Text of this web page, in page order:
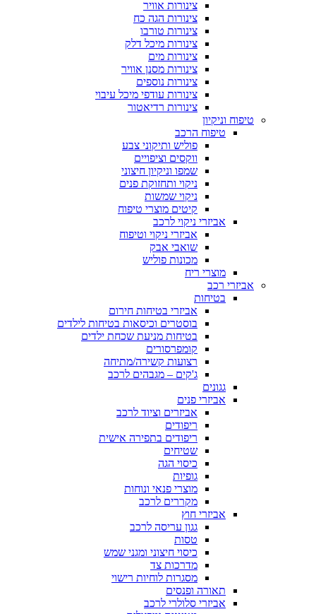
צינורות אוויר
צינורות הגה כח
צינורות טורבו
צינורות מיכל דלק
צינורות מים
צינורות מסנן אוויר
צינורות נוספים
צינורות עודפי מיכל עיבוי
צינורות רדיאטור
טיפוח וניקיון
טיפוח הרכב
פוליש ותיקוני צבע
ווקסים וציפויים
שמפו וניקיון חיצוני
ניקוי ותחזוקת פנים
ניקוי שמשות
קיטים מוצרי טיפוח
אביזרי ניקוי לרכב
אביזרי ניקוי וטיפוח
שואבי אבק
מכונות פוליש
מוצרי ריח
אביזרי רכב
בטיחות
אביזרי בטיחות חירום
בוסטרים וכיסאות בטיחות לילדים
בטיחות מניעת שכחת ילדים
קומפרסורים
רצועות קשירה/מתיחה
ג'קים – מגבהים לרכב
גגונים
אביזרי פנים
אביזרים וציוד לרכב
ריפודים
ריפודים בתפירה אישית
שטיחים
כיסוי הגה
גופיות
מוצרי פנאי ונוחות
מקררים לרכב
אביזרי חוץ
גגון עריסה לרכב
טסות
כיסוי חיצוני ומגני שמש
מדרכות צד
מסגרות לוחיות רישוי
תאורה ופנסים
אביזרי סלולרי לרכב